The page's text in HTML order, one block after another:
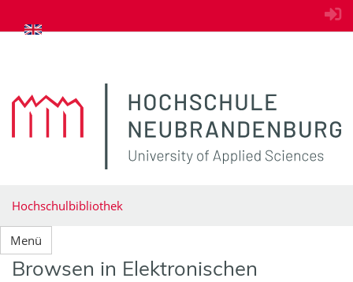
zum Inhalt springen
Hochschulbibliothek
Menü
Browsen in Elektronischen